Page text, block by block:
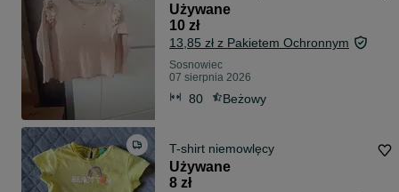
Używane
10 zł
13,85 zł z Pakietem Ochronnym
Sosnowiec
07 sierpnia 2026
80 Beżowy
T-shirt niemowlęcy
Używane
8 zł